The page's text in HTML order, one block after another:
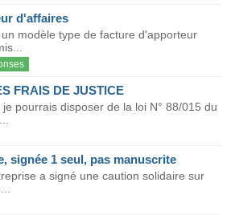
d'affaires
modèle type de facture d'apporteur
FRAIS DE JUSTICE
pourrais disposer de la loi N° 88/015 du
signée 1 seul, pas manuscrite
a signé une caution solidaire sur